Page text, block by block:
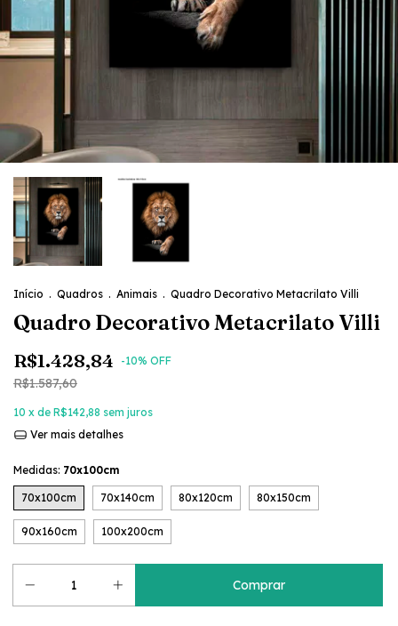
Início . Quadros . Animais . Quadro Decorativo Metacrilato Villi
Quadro Decorativo Metacrilato Villi
R$1.428,84 -10% OFF
R$1.587,60
10 x de R$142,88 sem juros
Ver mais detalhes
Medidas: 70x100cm
70x100cm 70x140cm 80x120cm 80x150cm
90x160cm 100x200cm